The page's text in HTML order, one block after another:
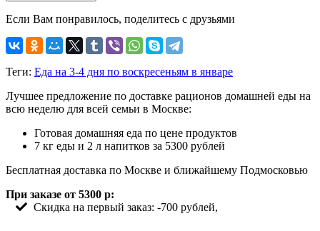
Если Вам понравилось, поделитесь с друзьями
Теги: Еда на 3-4 дня по воскресеньям в январе
Лучшее предложение по доставке рационов домашней еды на
всю неделю для всей семьи в Москве:
Готовая домашняя еда по цене продуктов
7 кг еды и 2 л напитков за 5300 рублей
Бесплатная доставка по Москве и ближайшему Подмосковью
При заказе от 5300 р:
Скидка на первый заказ: -700 рублей,